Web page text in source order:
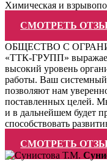
Химическая и
СМОТРЕТЬ
ОБЩЕСТВО С
«ТТК-ГРУПП»
высокий уровень
работы. Ваш
позволяют нам
поставленных целей.
и в дальнейшем будет
способствовать
СМОТРЕТЬ